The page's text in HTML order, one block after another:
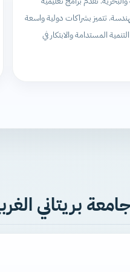
تتميز بشراكات دولية واسعة
المستدامة والابتكار في
بريتاني